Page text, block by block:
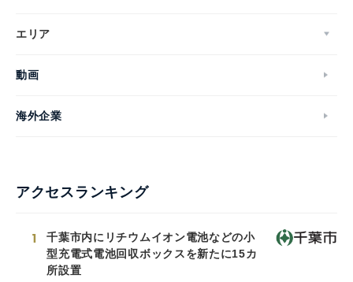
エリア
動画
海外企業
アクセスランキング
1
千葉市内にリチウムイオン電池などの小
型充電式電池回収ボックスを新たに15カ
所設置